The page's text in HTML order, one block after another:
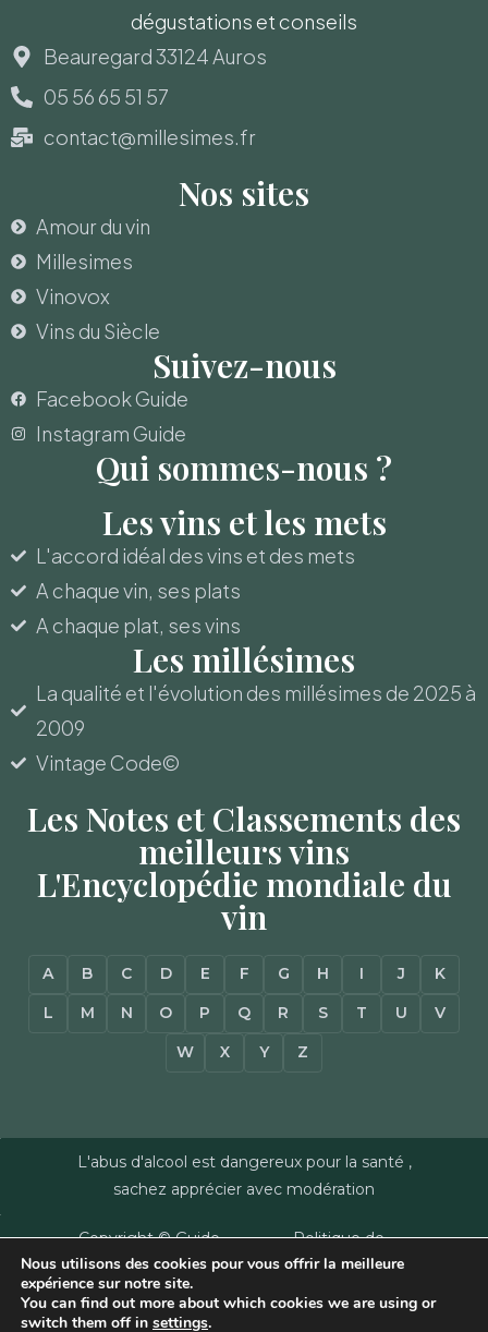
dégustations et conseils
Beauregard 33124 Auros
05 56 65 51 57
contact@millesimes.fr
Nos sites
Amour du vin
Millesimes
Vinovox
Vins du Siècle
Suivez-nous
Facebook Guide
Instagram Guide
Qui sommes-nous ?
Les vins et les mets
L'accord idéal des vins et des mets
A chaque vin, ses plats
A chaque plat, ses vins
Les millésimes
La qualité et l'évolution des millésimes de 2025 à
2009
Vintage Code©
Les Notes et Classements des
meilleurs vins
L'Encyclopédie mondiale du
vin
A B C D E F G H I J
K
L
M N O P Q R S T U
V
W
X Y Z
L'abus d'alcool est dangereux pour la santé ,
sachez apprécier avec modération
Copyright © Guide
des Vins - Sas
Millésimes et
Dussert-Gerber -
Politique de
confidentialité–
Nous utilisons des cookies pour vous offrir la meilleure
expérience sur notre site.
You can find out more about which cookies we are using or
switch them off in settings.